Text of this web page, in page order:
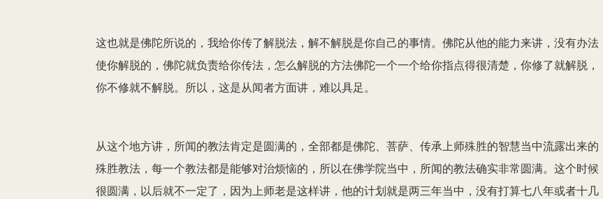
这也就是佛陀所说的，我给你传了解脱法，解不解脱是你自己的事情。佛陀从他的能力来讲，没有办法
使你解脱的，佛陀就负责给你传法，怎么解脱的方法佛陀一个一个给你指点得很清楚，你修了就解脱，
你不修就不解脱。所以，这是从闻者方面讲，难以具足。
从这个地方讲，所闻的教法肯定是圆满的，全部都是佛陀、菩萨、传承上师殊胜的智慧当中流露出来的
殊胜教法，每一个教法都是能够对治烦恼的，所以在佛学院当中，所闻的教法确实非常圆满。这个时候
很圆满，以后就不一定了，因为上师老是这样讲，他的计划就是两三年当中，没有打算七八年或者十几